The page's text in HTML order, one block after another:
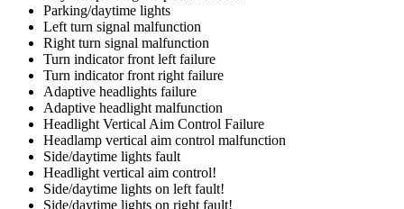
Parking/daytime lights
Left turn signal malfunction
Right turn signal malfunction
Turn indicator front left failure
Turn indicator front right failure
Adaptive headlights failure
Adaptive headlight malfunction
Headlight Vertical Aim Control Failure
Headlamp vertical aim control malfunction
Side/daytime lights fault
Headlight vertical aim control!
Side/daytime lights on left fault!
Side/daytime lights on right fault!